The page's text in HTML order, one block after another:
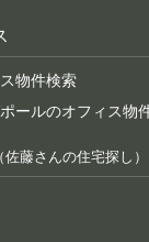
物件検索
ールのオフィス物
佐藤さんの住宅探し）